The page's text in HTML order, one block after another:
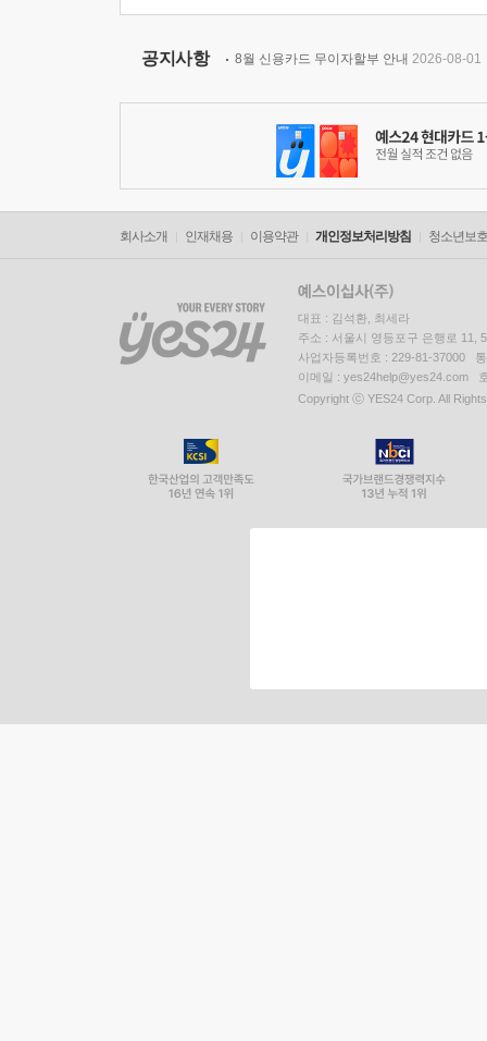
공지사항 8월 신용카드 무이자할부 안내 2026-08-01
회사소개 인재채용 이용약관 개인정보처리방침 청소년보
대표 : 김석환, 최세라
주소 : 서울시 영등포구 은행로 11,
사업자등록번호 : 229-81-37000
이메일 : yes24help@yes24.com
Copyright ⓒ YES24 Corp. All